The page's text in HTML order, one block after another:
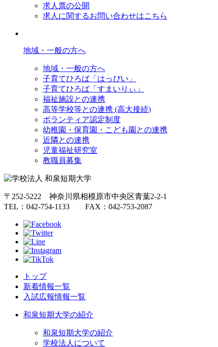
求人票の公開
求人に関するお問い合わせはこちら
地域・一般の方へ
地域・一般の方へ
子育てひろば「はっぴい」
子育てひろば「すまいりぃ」
福祉施設との連携
高等学校等との連携 (高大接続)
ボランティア認定制度
幼稚園・保育園・こども園との連携
近隣との連携
児童福祉研究室
教職員募集
〒252-5222 神奈川県相模原市中央区青葉2-2-1
TEL：042-754-1133 FAX：042-753-2087
トップ
新着情報一覧
入試広報情報一覧
和泉短期大学の紹介
和泉短期大学の紹介
学校法人について